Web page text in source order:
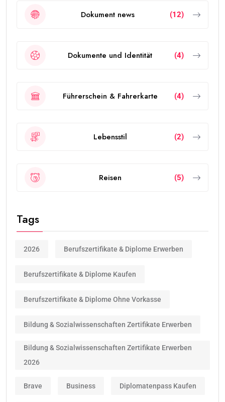
Dokument news (12)
Dokumente und Identität (4)
Führerschein & Fahrerkarte (4)
Lebensstil (2)
Reisen (5)
Tags
2026 Berufszertifikate & Diplome Erwerben
Berufszertifikate & Diplome Kaufen
Berufszertifikate & Diplome Ohne Vorkasse
Bildung & Sozialwissenschaften Zertifikate Erwerben
Bildung & Sozialwissenschaften Zertifikate Erwerben
2026
Brave Business Diplomatenpass Kaufen